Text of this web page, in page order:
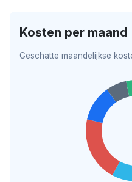
Kosten per maand
Geschatte maandelijkse